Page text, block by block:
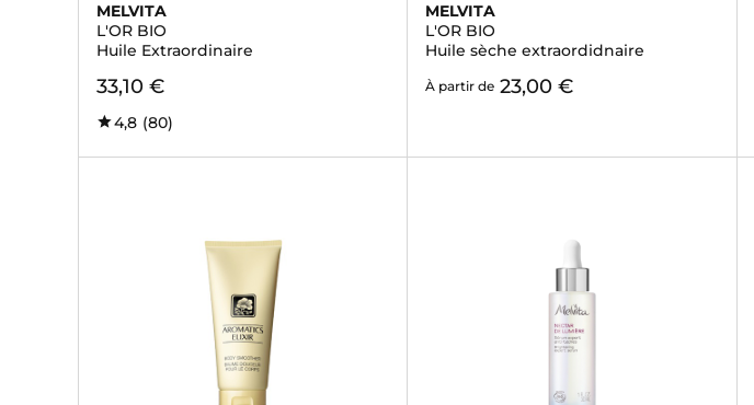
MELVITA
L'OR BIO
Huile Extraordinaire
33,10 €
4,8 (80)
MELVITA
L'OR BIO
Huile sèche extraordidnaire
À partir de 23,00 €